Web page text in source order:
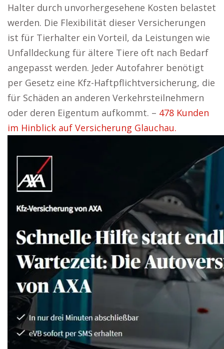
Halter durch unvorhergesehene Kosten belastet
werden. Die Flexibilität dieser Versicherungen
ist für Tierhalter ein Vorteil, da Leistungen wie
Unfalldeckung für ältere Tiere oft nach Bedarf
angepasst werden. Jeder Autofahrer benötigt
per Gesetz eine Kfz-Haftpflichtversicherung, die
für Schäden an anderen Verkehrsteilnehmern
oder deren Eigentum aufkommt. – 478 Kunden
im Hinblick auf Versicherung Glauchau.